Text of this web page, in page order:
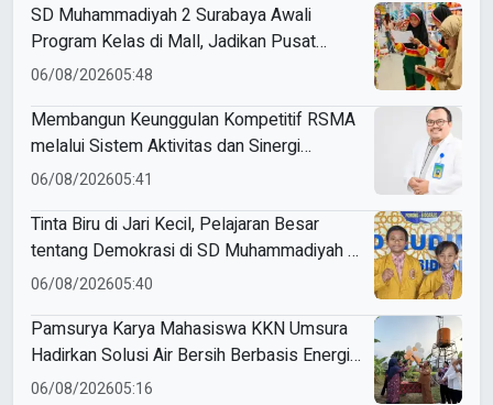
SD Muhammadiyah 2 Surabaya Awali
Program Kelas di Mall, Jadikan Pusat
Perbelanjaan sebagai Ruang Belajar
06/08/202605:48
Membangun Keunggulan Kompetitif RSMA
melalui Sistem Aktivitas dan Sinergi
Jejaring
06/08/202605:41
Tinta Biru di Jari Kecil, Pelajaran Besar
tentang Demokrasi di SD Muhammadiyah 5
Porong
06/08/202605:40
Pamsurya Karya Mahasiswa KKN Umsura
Hadirkan Solusi Air Bersih Berbasis Energi
Surya di Desa Sebani
06/08/202605:16